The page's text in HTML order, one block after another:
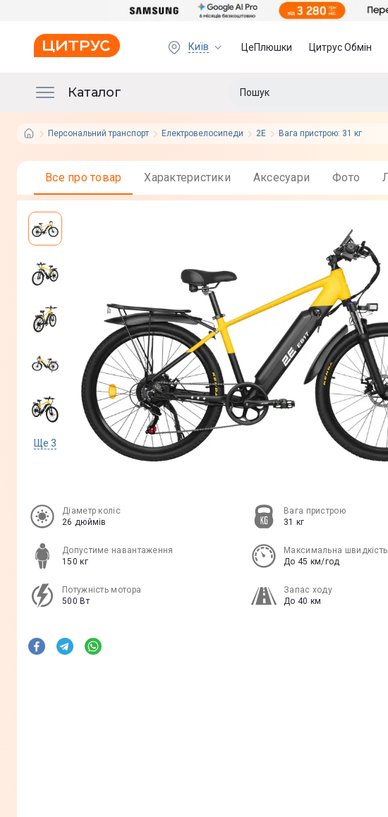
Київ ЦеПлюшки Цитрус Обмін
Каталог
Персональний транспорт Електровелосипеди 2E Вага пристрою: 31 кг
Все про товар Характеристики Аксесуари Фото
Ще 3
Діаметр коліс
26 дюймів
Вага пристрою
31 кг
Допустиме навантаження
150 кг
Максимальна швидкість
До 45 км/год
Потужність мотора
500 Вт
Запас ходу
До 40 км